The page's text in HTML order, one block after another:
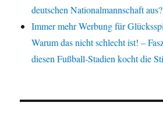
deutschen Nationalmannschaft aus?
Immer mehr Werbung für
Warum das nicht schlecht ist! –
diesen Fußball-Stadien kocht die